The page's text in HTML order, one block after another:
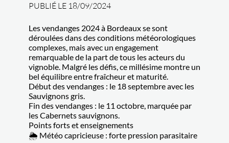
PUBLIÉ LE 18/09/2024
Les vendanges 2024 à Bordeaux se sont
déroulées dans des conditions météorologiques
complexes, mais avec un engagement
remarquable de la part de tous les acteurs du
vignoble. Malgré les défis, ce millésime montre un
bel équilibre entre fraîcheur et maturité.
Début des vendanges : le 18 septembre avec les
Sauvignons gris.
Fin des vendanges : le 11 octobre, marquée par
les Cabernets sauvignons.
Points forts et enseignements
🌦️ Météo capricieuse : forte pression parasitaire